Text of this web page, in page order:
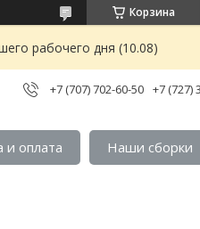
Корзина
рабочего дня (10.08)
+7 (707) 702-60-50 +7 (727)
и оплата Наши сборки